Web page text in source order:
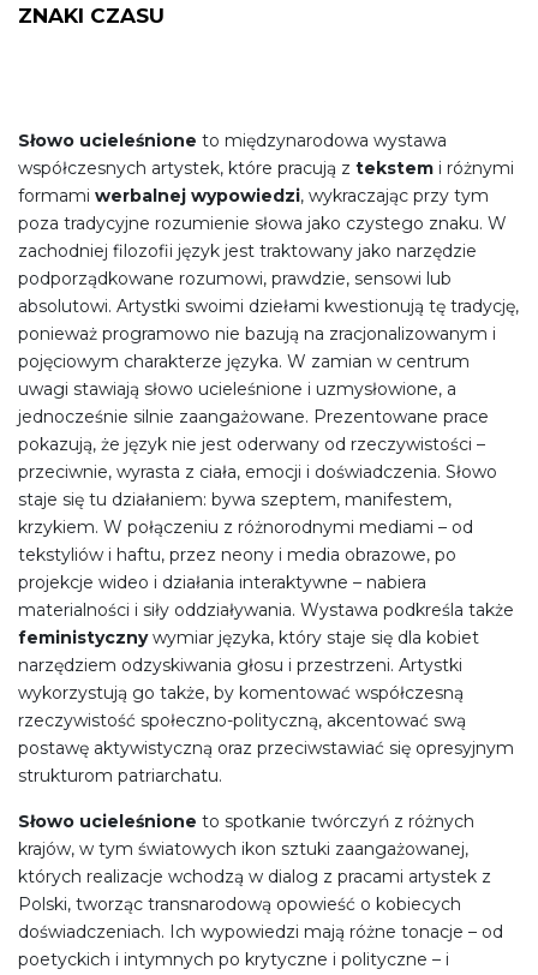
ZNAKI CZASU
Słowo ucieleśnione to międzynarodowa wystawa
współczesnych artystek, które pracują z tekstem i różnymi
formami werbalnej wypowiedzi, wykraczając przy tym
poza tradycyjne rozumienie słowa jako czystego znaku. W
zachodniej filozofii język jest traktowany jako narzędzie
podporządkowane rozumowi, prawdzie, sensowi lub
absolutowi. Artystki swoimi dziełami kwestionują tę tradycję,
ponieważ programowo nie bazują na zracjonalizowanym i
pojęciowym charakterze języka. W zamian w centrum
uwagi stawiają słowo ucieleśnione i uzmysłowione, a
jednocześnie silnie zaangażowane. Prezentowane prace
pokazują, że język nie jest oderwany od rzeczywistości –
przeciwnie, wyrasta z ciała, emocji i doświadczenia. Słowo
staje się tu działaniem: bywa szeptem, manifestem,
krzykiem. W połączeniu z różnorodnymi mediami – od
tekstyliów i haftu, przez neony i media obrazowe, po
projekcje wideo i działania interaktywne – nabiera
materialności i siły oddziaływania. Wystawa podkreśla także
feministycznywymiar języka, który staje się dla kobiet
narzędziem odzyskiwania głosu i przestrzeni. Artystki
wykorzystują go także, by komentować współczesną
rzeczywistość społeczno-polityczną, akcentować swą
postawę aktywistyczną oraz przeciwstawiać się opresyjnym
strukturom patriarchatu.
Słowo ucieleśnione to spotkanie twórczyń z różnych
krajów, w tym światowych ikon sztuki zaangażowanej,
których realizacje wchodzą w dialog z pracami artystek z
Polski, tworząc transnarodową opowieść o kobiecych
doświadczeniach. Ich wypowiedzi mają różne tonacje – od
poetyckich i intymnych po krytyczne i polityczne – i